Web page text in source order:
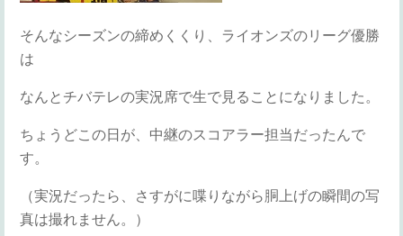
そんなシーズンの締めくくり、ライオンズのリーグ優勝
は
なんとチバテレの実況席で生で見ることになりました。
ちょうどこの日が、中継のスコアラー担当だったんで
す。
（実況だったら、さすがに喋りながら胴上げの瞬間の写
真は撮れません。）